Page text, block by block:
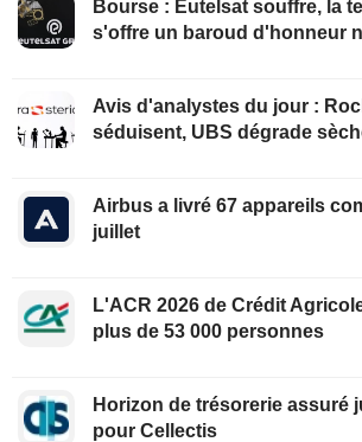
Bourse : Eutelsat souffre, la
s'offre un baroud d'honneur
Avis d'analystes du jour :
séduisent, UBS dégrade
Airbus a livré 67 appareils
juillet
L'ACR 2026 de Crédit
plus de 53 000 personnes
Horizon de trésorerie assuré
pour Cellectis